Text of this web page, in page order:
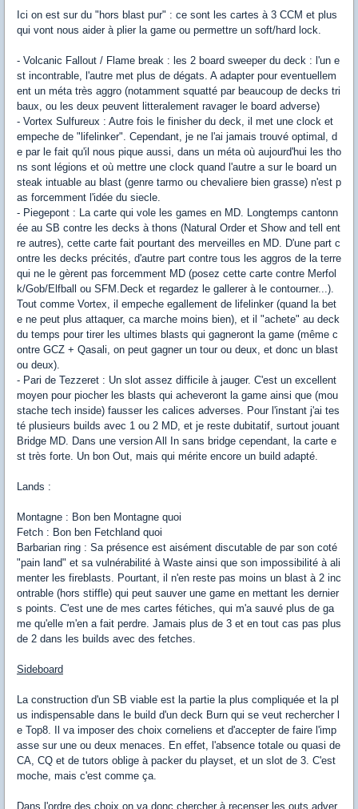
Ici on est sur du "hors blast pur" : ce sont les cartes à 3 CCM et plus
qui vont nous aider à plier la game ou permettre un soft/hard lock.
- Volcanic Fallout / Flame break : les 2 board sweeper du deck : l'un e
st incontrable, l'autre met plus de dégats. A adapter pour eventuellem
ent un méta très aggro (notamment squatté par beaucoup de decks tri
baux, ou les deux peuvent litteralement ravager le board adverse)
- Vortex Sulfureux : Autre fois le finisher du deck, il met une clock et
empeche de "lifelinker". Cependant, je ne l'ai jamais trouvé optimal, d
e par le fait qu'il nous pique aussi, dans un méta où aujourd'hui les tho
ns sont légions et où mettre une clock quand l'autre a sur le board un
steak intuable au blast (genre tarmo ou chevaliere bien grasse) n'est p
as forcemment l'idée du siecle.
- Piegepont : La carte qui vole les games en MD. Longtemps cantonn
ée au SB contre les decks à thons (Natural Order et Show and tell ent
re autres), cette carte fait pourtant des merveilles en MD. D'une part c
ontre les decks précités, d'autre part contre tous les aggros de la terre
qui ne le gèrent pas forcemment MD (posez cette carte contre Merfol
k/Gob/Elfball ou SFM.Deck et regardez le gallerer à le contourner...).
Tout comme Vortex, il empeche egallement de lifelinker (quand la bet
e ne peut plus attaquer, ca marche moins bien), et il "achete" au deck
du temps pour tirer les ultimes blasts qui gagneront la game (même c
ontre GCZ + Qasali, on peut gagner un tour ou deux, et donc un blast
ou deux).
- Pari de Tezzeret : Un slot assez difficile à jauger. C'est un excellent
moyen pour piocher les blasts qui acheveront la game ainsi que (mou
stache tech inside) fausser les calices adverses. Pour l'instant j'ai tes
té plusieurs builds avec 1 ou 2 MD, et je reste dubitatif, surtout jouant
Bridge MD. Dans une version All In sans bridge cependant, la carte e
st très forte. Un bon Out, mais qui mérite encore un build adapté.
Lands :
Montagne : Bon ben Montagne quoi
Fetch : Bon ben Fetchland quoi
Barbarian ring : Sa présence est aisément discutable de par son coté
"pain land" et sa vulnérabilité à Waste ainsi que son impossibilité à ali
menter les fireblasts. Pourtant, il n'en reste pas moins un blast à 2 inc
ontrable (hors stiffle) qui peut sauver une game en mettant les dernier
s points. C'est une de mes cartes fétiches, qui m'a sauvé plus de ga
me qu'elle m'en a fait perdre. Jamais plus de 3 et en tout cas pas plus
de 2 dans les builds avec des fetches.
Sideboard
La construction d'un SB viable est la partie la plus compliquée et la pl
us indispensable dans le build d'un deck Burn qui se veut rechercher l
e Top8. Il va imposer des choix corneliens et d'accepter de faire l'imp
asse sur une ou deux menaces. En effet, l'absence totale ou quasi de
CA, CQ et de tutors oblige à packer du playset, et un slot de 3. C'est
moche, mais c'est comme ça.
Dans l'ordre des choix on va donc chercher à recenser les outs adver